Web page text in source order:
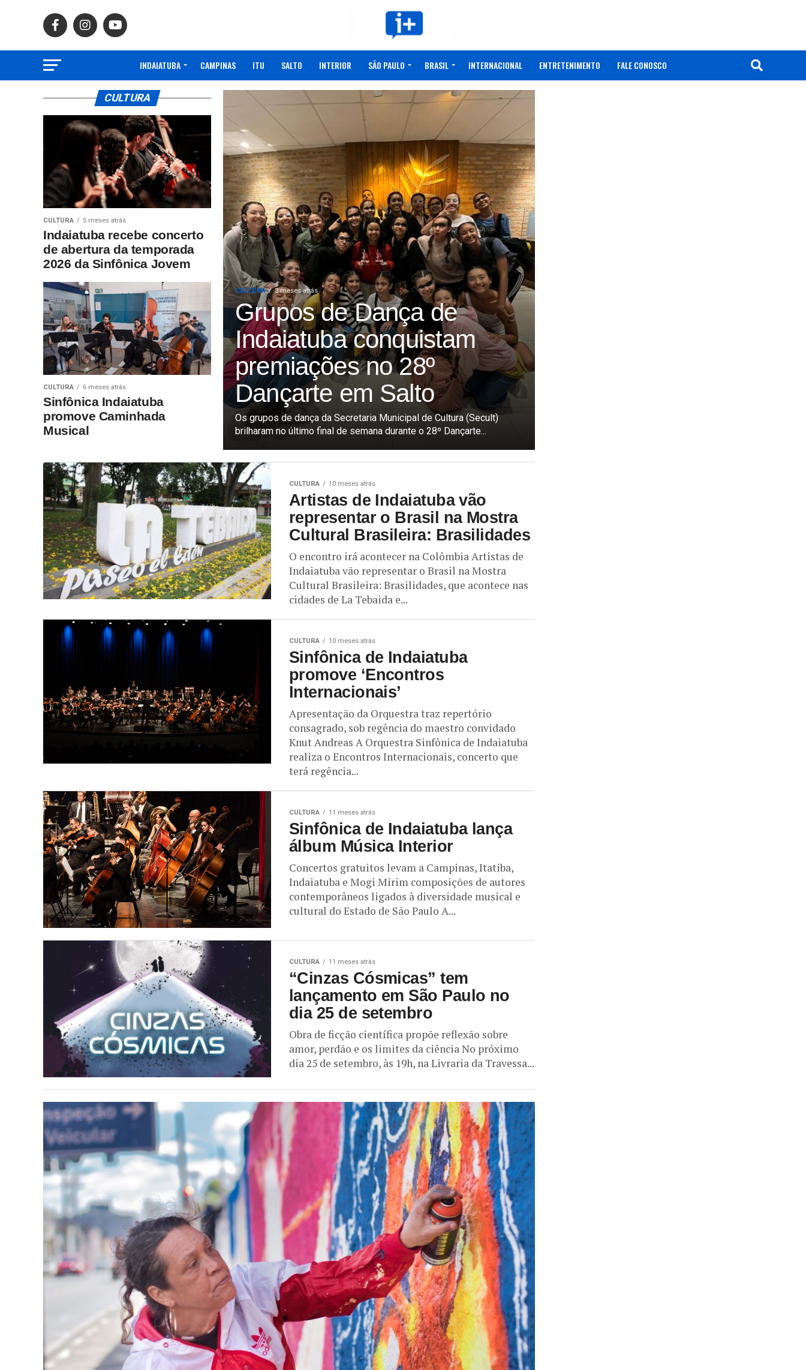
INDAIATUBA CAMPINAS ITU SALTO INTERIOR SÃO PAULO BRASIL INTERNACIONAL ENTRETENIMENTO FALE CONOSCO
CULTURA 3 meses atrás
Grupos de Dança de
Indaiatuba conquistam
premiações no 28º
Dançarte em Salto
Os grupos de dança da Secretaria Municipal de Cultura (Secult)
brilharam no último final de semana durante o 28º Dançarte...
CULTURA
CULTURA 5 meses atrás
Indaiatuba recebe concerto
de abertura da temporada
2026 da Sinfônica Jovem
CULTURA 6 meses atrás
Sinfônica Indaiatuba
promove Caminhada
Musical
CULTURA 10 meses atrás
Artistas de Indaiatuba vão
representar o Brasil na Mostra
Cultural Brasileira: Brasilidades
O encontro irá acontecer na Colômbia Artistas de
Indaiatuba vão representar o Brasil na Mostra
Cultural Brasileira: Brasilidades, que acontece nas
cidades de La Tebaida e...
CULTURA 10 meses atrás
Sinfônica de Indaiatuba
promove ‘Encontros
Internacionais’
Apresentação da Orquestra traz repertório
consagrado, sob regência do maestro convidado
Knut Andreas A Orquestra Sinfônica de Indaiatuba
realiza o Encontros Internacionais, concerto que
terá regência...
CULTURA 11 meses atrás
Sinfônica de Indaiatuba lança
álbum Música Interior
Concertos gratuitos levam a Campinas, Itatiba,
Indaiatuba e Mogi Mirim composições de autores
contemporâneos ligados à diversidade musical e
cultural do Estado de São Paulo A...
CULTURA 11 meses atrás
“Cinzas Cósmicas” tem
lançamento em São Paulo no
dia 25 de setembro
Obra de ficção científica propõe reflexão sobre
amor, perdão e os limites da ciência No próximo
dia 25 de setembro, às 19h, na Livraria da Travessa...